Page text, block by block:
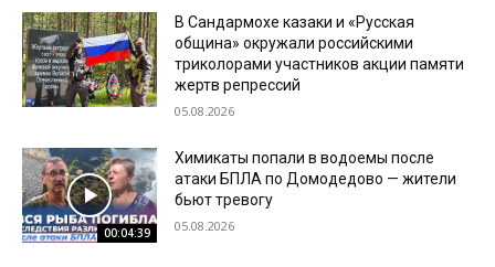
В Сандармохе казаки и «Русская
община» окружали российскими
триколорами участников акции памяти
жертв репрессий
05.08.2026
00:04:39
Химикаты попали в водоемы после
атаки БПЛА по Домодедово — жители
бьют тревогу
05.08.2026